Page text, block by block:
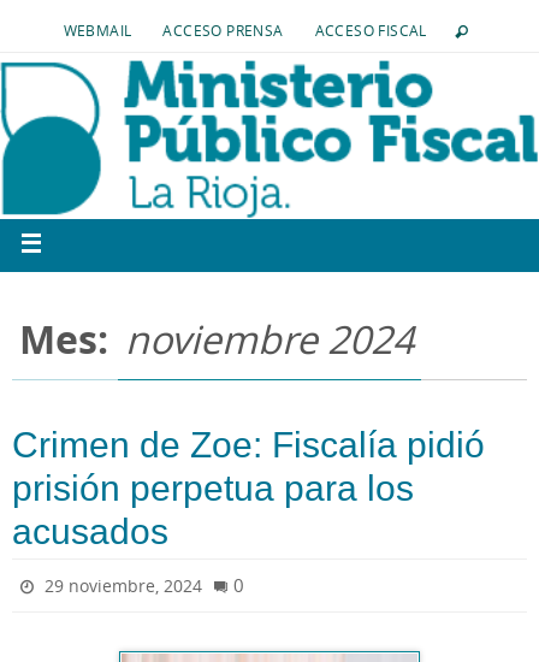
WEBMAIL ACCESO PRENSA ACCESO FISCAL
Mes: noviembre 2024
Crimen de Zoe: Fiscalía pidió
prisión perpetua para los
acusados
29 noviembre, 2024 0